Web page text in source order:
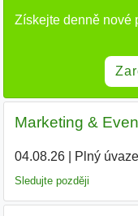
Získejte denně nové
Marketing &
04.08.26| Plný
Sledujte později